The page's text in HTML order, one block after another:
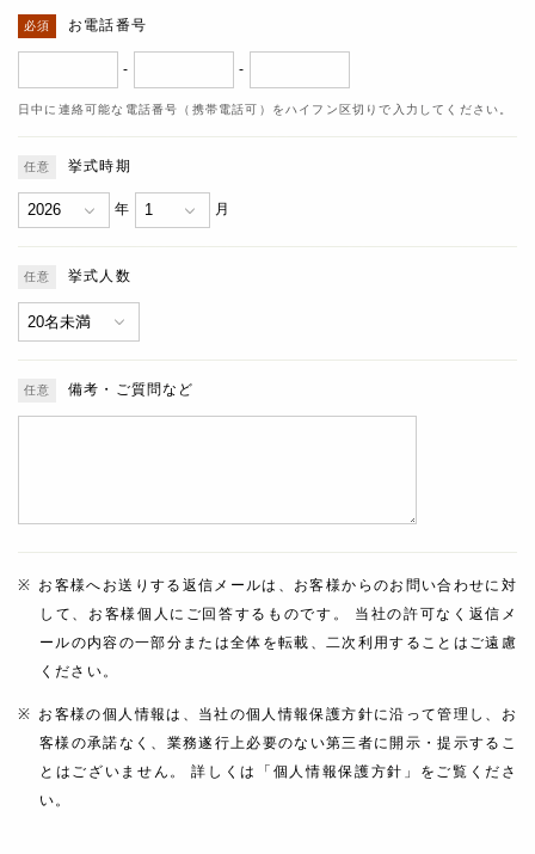
お電話番号
- -
日中に連絡可能な電話番号（携帯電話可）をハイフン区切りで入力してください。
挙式時期
年 月
挙式人数
備考・ご質問など
お客様へお送りする返信メールは、お客様からのお問い合わせに対
して、お客様個人にご回答するものです。 当社の許可なく返信メ
ールの内容の一部分または全体を転載、二次利用することはご遠慮
ください。
お客様の個人情報は、当社の個人情報保護方針に沿って管理し、お
客様の承諾なく、業務遂行上必要のない第三者に開示・提示するこ
とはございません。 詳しくは「個人情報保護方針」をご覧くださ
い。